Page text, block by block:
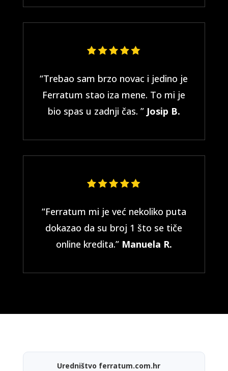
“Trebao sam brzo novac i jedino je
Ferratum stao iza mene. To mi je
bio spas u zadnji čas. ” Josip B.
“Ferratum mi je već nekoliko puta
dokazao da su broj 1 što se tiče
online kredita.” Manuela R.
Uredništvo ferratum.com.hr